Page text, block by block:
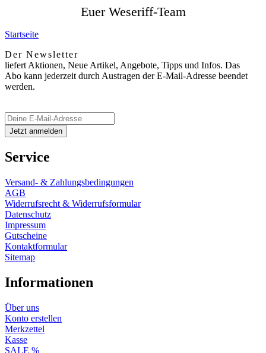
Euer Weseriff-Team
Startseite
Der Newsletter
liefert Aktionen, Neue Artikel, Angebote, Tipps und Infos. Das
Abo kann jederzeit durch Austragen der E-Mail-Adresse beendet
werden.
Service
Versand- & Zahlungsbedingungen
AGB
Widerrufsrecht & Widerrufsformular
Datenschutz
Impressum
Gutscheine
Kontaktformular
Sitemap
Informationen
Über uns
Konto erstellen
Merkzettel
Kasse
SALE %